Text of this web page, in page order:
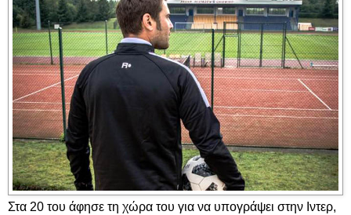
Στα 20 του άφησε τη χώρα του για να υπογράψει στην Ιντερ,